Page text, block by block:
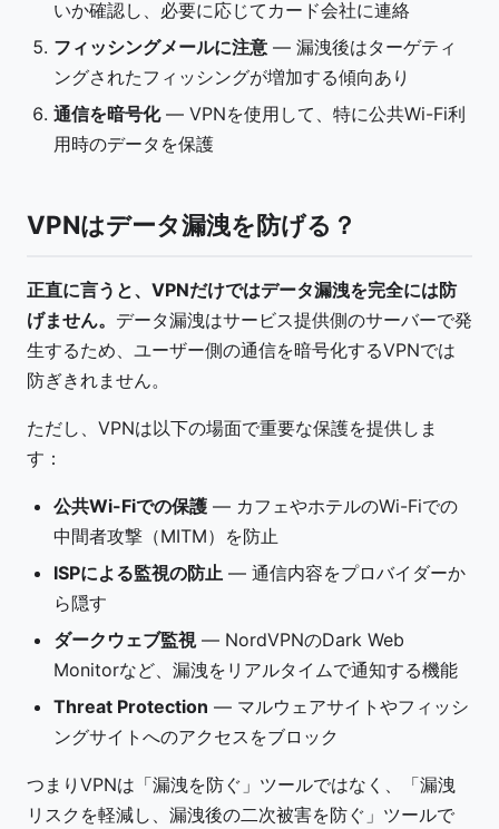
いか確認し、必要に応じてカード会社に連絡
フィッシングメールに注意 — 漏洩後はターゲティ
ングされたフィッシングが増加する傾向あり
通信を暗号化— VPNを使用して、特に公共Wi-Fi利
用時のデータを保護
VPNはデータ漏洩を防げる？
正直に言うと、VPNだけではデータ漏洩を完全には防
げません。 データ漏洩はサービス提供側のサーバーで発
生するため、ユーザー側の通信を暗号化するVPNでは
防ぎきれません。
ただし、VPNは以下の場面で重要な保護を提供しま
す：
公共Wi-Fiでの保護 — カフェやホテルのWi-Fiでの
中間者攻撃（MITM）を防止
ISPによる監視の防止 — 通信内容をプロバイダーか
ら隠す
ダークウェブ監視— NordVPNのDark Web
Monitorなど、漏洩をリアルタイムで通知する機能
Threat Protection — マルウェアサイトやフィッシ
ングサイトへのアクセスをブロック
つまりVPNは「漏洩を防ぐ」ツールではなく、「漏洩
リスクを軽減し、漏洩後の二次被害を防ぐ」ツールで